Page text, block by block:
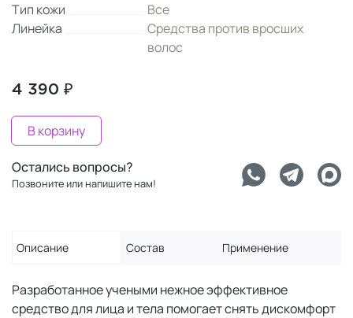
Тип кожи
Все
Линейка
Средства против вросших
волос
4 390 ₽
В корзину
Остались вопросы?
Позвоните или напишите нам!
Описание Состав Применение
Разработанное учеными нежное эффективное
средство для лица и тела помогает снять дискомфорт